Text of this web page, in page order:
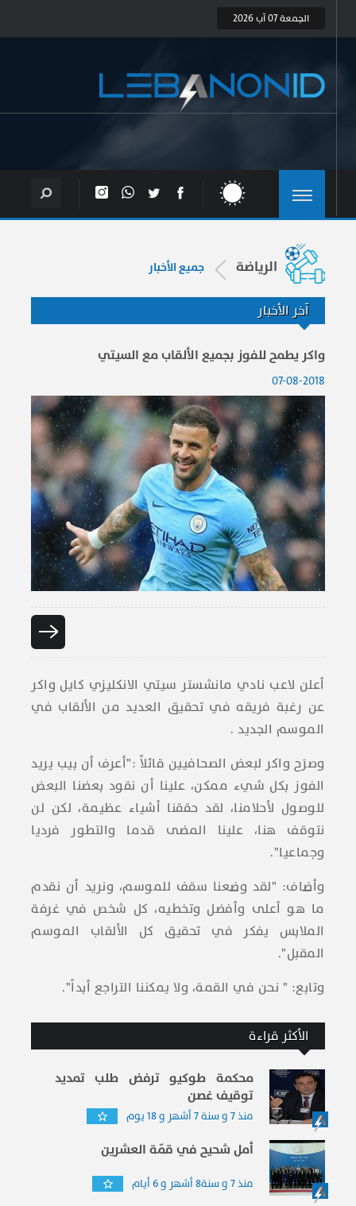
الجمعة 07 آب 2026
الرياضة جميع الأخبار
آخر الأخبار
واكر يطمح للفوز بجميع الألقاب مع السيتي
07-08-2018
أعلن لاعب نادي ​مانشستر سيتي​ الانكليزي ​كايل واكر​
عن رغبة فريقه في تحقيق العديد من الألقاب في
الموسم الجديد .
وصرَح واكر لبعض الصحافيين قائلاً :"أعرف أن بيب يريد
الفوز بكل شيء ممكن، علينا أن نقود بعضنا البعض
للوصول لأحلامنا، لقد حققنا أشياء عظيمة، لكن لن
نتوقف هنا، علينا المضى قدما والتطور فرديا
وجماعيا".
وأضاف: "لقد وضعنا سقف للموسم، ونريد أن نقدم
ما هو أعلى وأفضل وتخطيه، كل شخص في غرفة
الملابس يفكر في تحقيق كل الألقاب الموسم
المقبل".
وتابع: " نحن في القمة، ولا يمكننا التراجع أبداً".
الأكثر قراءة
محكمة طوكيو ترفض طلب تمديد
توقيف غصن
منذ 7 و سنة 7 أشهر و 18 يوم
أمل شحيح في قمّة العشرين
منذ 7 و سنة8 أشهر و 6 أيام